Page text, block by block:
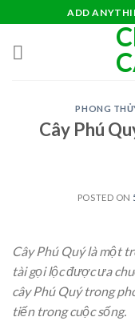
content
ADD
PHONG
Cây Phú
POSTED ON
Cây Phú Quý là một
tài gọi lộc được ưa
cây Phú Quý trong
tiến trong cuộc sống.